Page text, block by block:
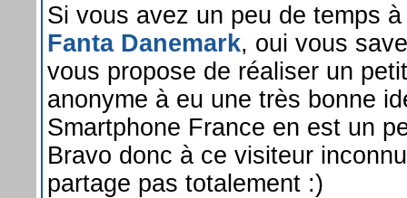
Si vous avez un peu de temps
Fanta Danemark, oui vous
vous propose de réaliser un
anonyme à eu une très bonne
Smartphone France en est un
Bravo donc à ce visiteur
partage pas totalement :)